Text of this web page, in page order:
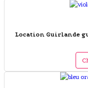
Location Guirlande